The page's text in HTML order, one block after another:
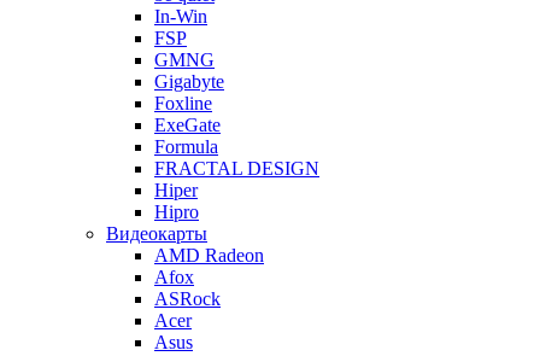
In-Win
FSP
GMNG
Gigabyte
Foxline
ExeGate
Formula
FRACTAL DESIGN
Hiper
Hipro
Видеокарты
AMD Radeon
Afox
ASRock
Acer
Asus